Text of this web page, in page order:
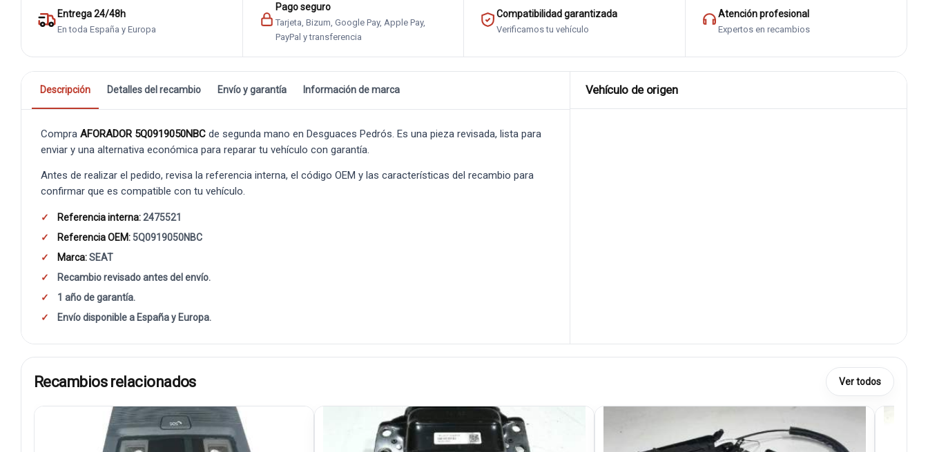
Entrega 24/48h
En toda España y Europa
Pago seguro
Tarjeta, Bizum, Google Pay, Apple Pay,
PayPal y transferencia
Compatibilidad garantizada
Verificamos tu vehículo
Atención profesional
Expertos en recambios
Descripción Detalles del recambio Envío y garantía Información de marca
Compra AFORADOR 5Q0919050NBC de segunda mano en Desguaces Pedrós. Es una pieza revisada, lista para
enviar y una alternativa económica para reparar tu vehículo con garantía.
Antes de realizar el pedido, revisa la referencia interna, el código OEM y las características del recambio para
confirmar que es compatible con tu vehículo.
Referencia interna:2475521
Referencia OEM: 5Q0919050NBC
Marca:SEAT
Recambio revisado antes del envío.
1 año de garantía.
Envío disponible a España y Europa.
Vehículo de origen
Recambios relacionados Ver todos